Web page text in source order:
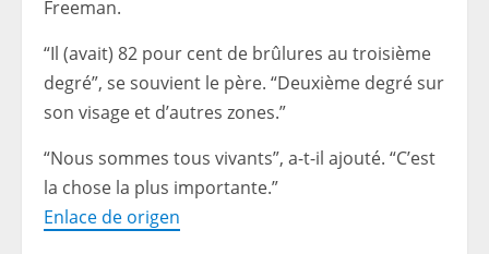
Freeman.
“Il (avait) 82 pour cent de brûlures au troisième
degré”, se souvient le père. “Deuxième degré sur
son visage et d’autres zones.”
“Nous sommes tous vivants”, a-t-il ajouté. “C’est
la chose la plus importante.”
Enlace de origen